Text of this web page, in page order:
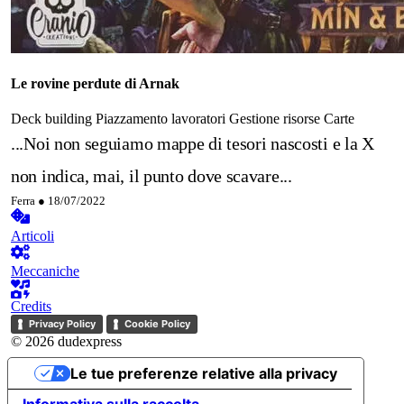
Le rovine perdute di Arnak
Deck building Piazzamento lavoratori Gestione risorse Carte
...Noi non seguiamo mappe di tesori nascosti e la X
non indica, mai, il punto dove scavare...
Ferra ● 18/07/2022
Articoli
Meccaniche
Credits
Privacy Policy Cookie Policy
© 2026 dudexpress
Le tue preferenze relative alla privacy